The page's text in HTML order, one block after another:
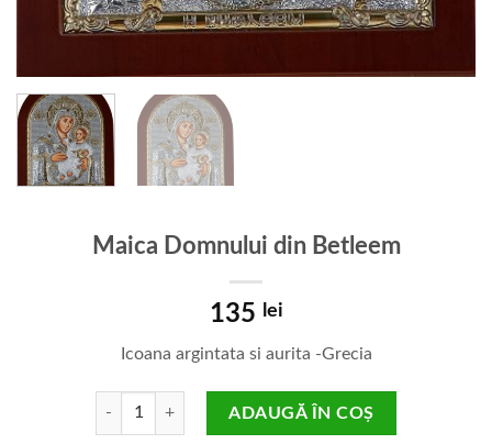
Maica Domnului din Betleem
135 lei
Icoana argintata si aurita -Grecia
Cantitate Maica Domnului din Betleem
ADAUGĂ ÎN COȘ